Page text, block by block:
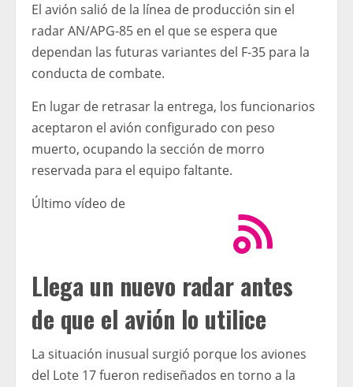
El avión salió de la línea de producción sin el
radar AN/APG-85 en el que se espera que
dependan las futuras variantes del F-35 para la
conducta de combate.
En lugar de retrasar la entrega, los funcionarios
aceptaron el avión configurado con peso
muerto, ocupando la sección de morro
reservada para el equipo faltante.
Último vídeo de
Llega un nuevo radar antes
de que el avión lo utilice
La situación inusual surgió porque los aviones
del Lote 17 fueron rediseñados en torno a la